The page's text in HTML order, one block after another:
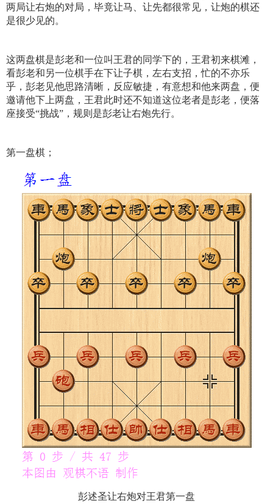
两局让右炮的对局，毕竟让马、让先都很常见，让炮的棋还
是很少见的。
这两盘棋是彭老和一位叫王君的同学下的，王君初来棋滩，
看彭老和另一位棋手在下让子棋，左右支招，忙的不亦乐
乎，彭老见他思路清晰，反应敏捷，有意想和他来两盘，便
邀请他下上两盘，王君此时还不知道这位老者是彭老，便落
座接受“挑战”，规则是彭老让右炮先行。
第一盘棋；
彭述圣让右炮对王君第一盘